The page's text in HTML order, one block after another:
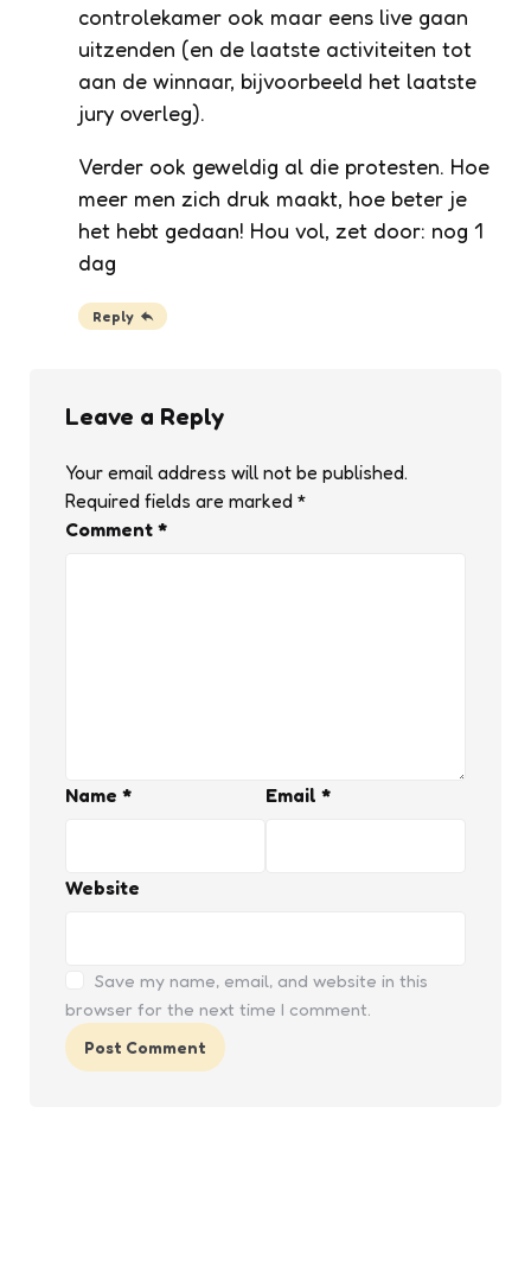
controlekamer ook maar eens live gaan
uitzenden (en de laatste activiteiten tot
aan de winnaar, bijvoorbeeld het laatste
jury overleg).
Verder ook geweldig al die protesten. Hoe
meer men zich druk maakt, hoe beter je
het hebt gedaan! Hou vol, zet door: nog 1
dag
Reply
Leave a Reply
Your email address will not be published.
Required fields are marked *
Comment *
Name * Email *
Website
Save my name, email, and website in this
browser for the next time I comment.